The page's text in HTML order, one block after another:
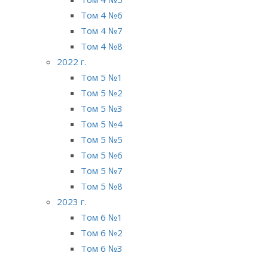
Том 4 №6
Том 4 №7
Том 4 №8
2022 г.
Том 5 №1
Том 5 №2
Том 5 №3
Том 5 №4
Том 5 №5
Том 5 №6
Том 5 №7
Том 5 №8
2023 г.
Том 6 №1
Том 6 №2
Том 6 №3